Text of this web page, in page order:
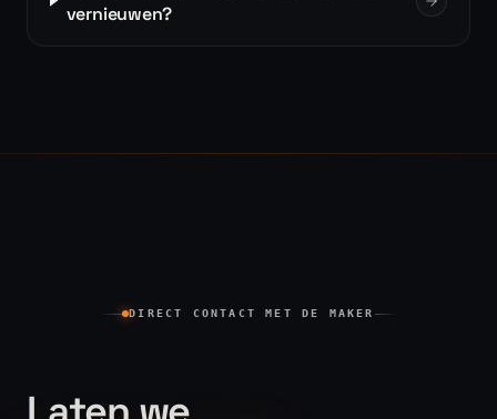
vernieuwen?
DIRECT CONTACT MET DE MAKER